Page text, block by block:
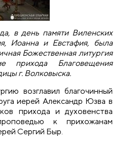
в день памяти Виленских
Иоанна и Евстафия, была
Божественная литургия
прихода Благовещения
г. Волковыска.
возглавил благочинный
иерей Александр Юзва в
прихода и духовенства
к прихожанам
Сергий Быр.